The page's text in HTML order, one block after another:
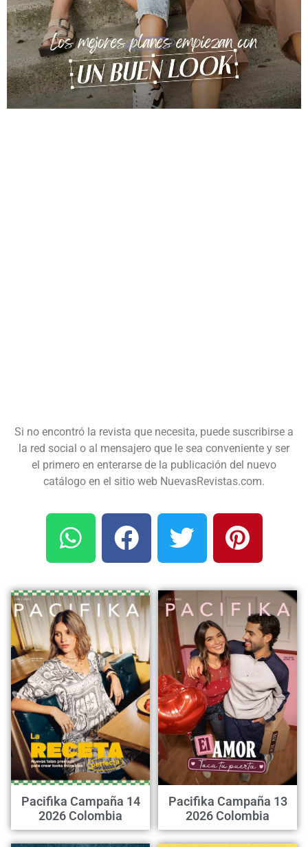
Si no encontró la revista que necesita, puede suscribirse a
la red social o al mensajero que le sea conveniente y ser
el primero en enterarse de la publicación del nuevo
catálogo en el sitio web NuevasRevistas.com.
Pacifika Campaña 14
2026 Colombia
Pacifika Campaña 13
2026 Colombia